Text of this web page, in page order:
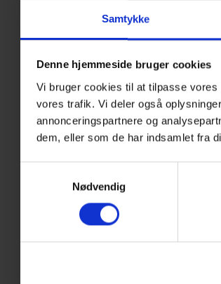
Samtykke
Denne hjemmeside bruger cookies
Vi bruger cookies til at tilpasse
vores trafik. Vi deler også
annonceringspartnere og
dem, eller som de har indsamlet fra
Nødvendig